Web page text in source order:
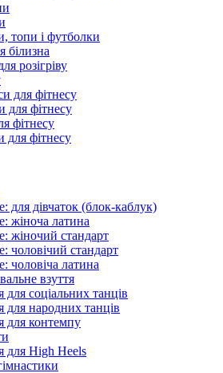
топи і футболки
білизна
розігріву
для фітнесу
для фітнесу
фітнесу
для фітнесу
для дівчаток (блок-каблук)
жіноча латина
жіночий стандарт
чоловічий стандарт
чоловіча латина
взуття
для соціальних танців
для народних танців
для контемпу
для High Heels